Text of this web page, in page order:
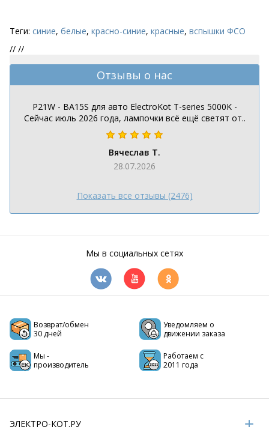
Теги: синие, белые, красно-синие, красные, вспышки ФСО
// //
Отзывы о нас
P21W - BA15S для авто ElectroKot T-series 5000K -
Сейчас июль 2026 года, лампочки всё ещё светят от..
Вячеслав Т.
28.07.2026
Показать все отзывы (2476)
Мы в социальных сетях
Возврат/обмен
30 дней
Уведомляем о
движении заказа
Мы -
производитель
Работаем с
2011 года
ЭЛЕКТРО-КОТ.РУ